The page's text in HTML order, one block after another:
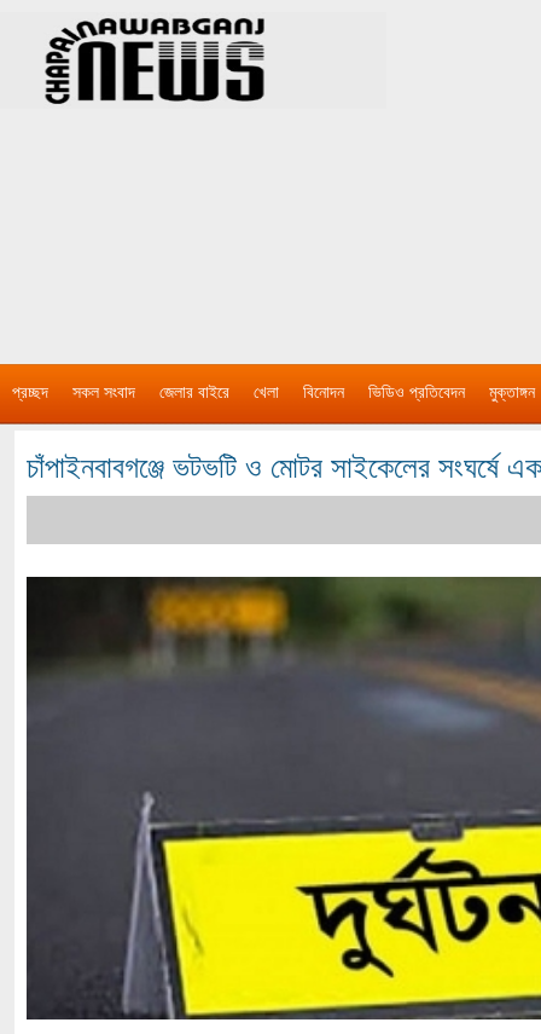
প্রচ্ছদ সকল সংবাদ জেলার বাইরে খেলা বিনোদন ভিডিও প্রতিবেদন মুক্তাঙ্গন
চাঁপাইনবাবগঞ্জে ভটভটি ও মোটর সাইকেলের সংঘর্ষে